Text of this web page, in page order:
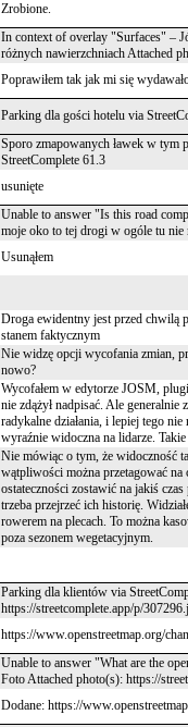
Zrobione.
In context of overlay "Surfaces" –
różnych nawierzchniach Attached
Poprawiłem tak jak mi się
Parking dla gości hotelu via
Sporo zmapowanych ławek w tym
StreetComplete 61.3
usunięte
Unable to answer "Is this road
moje oko to tej drogi w ogóle tu nie
Usunąłem
Droga ewidentny jest przed chwilą
stanem faktycznym
Nie widzę opcji wycofania zmian,
nowo?
Wycofałem w edytorze JOSM,
nie zdążył nadpisać. Ale
radykalne działania, i lepiej tego
wyraźnie widoczna na lidarze.
Nie mówiąc o tym, że widoczność
wątpliwości można przetagować
ostateczności zostawić na jakiś
trzeba przejrzeć ich historię.
rowerem na plecach. To można
poza sezonem wegetacyjnym.
Parking dla klientów via
https://streetcomplete.app/p/
https://www.openstreetmap.org/
Unable to answer "What are the
Foto Attached photo(s): https://
Dodane: https://